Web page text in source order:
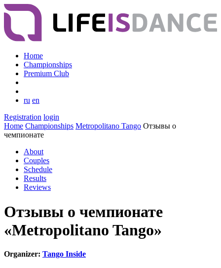
Home
Championships
Premium Club
ru en
Registration login
Home Championships Metropolitano Tango Отзывы о
чемпионате
About
Couples
Schedule
Results
Reviews
Отзывы о чемпионате
«Metropolitano Tango»
Organizer: Tango Inside